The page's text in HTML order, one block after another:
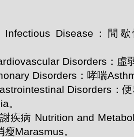
Disease：間歇
Disorders：虛
Disorders：哮喘
Disorders：
。
疾病 Nutrition and
瘦Marasmus。